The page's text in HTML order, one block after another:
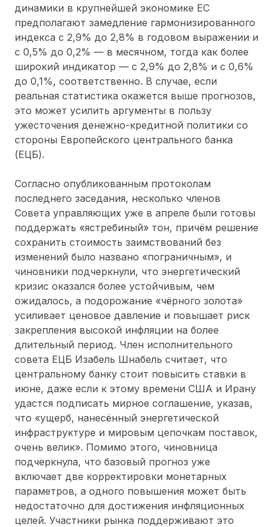
динамики в крупнейшей экономике ЕС
предполагают замедление гармонизированного
индекса с 2,9% до 2,8% в годовом выражении и
с 0,5% до 0,2% — в месячном, тогда как более
широкий индикатор — с 2,9% до 2,8% и с 0,6%
до 0,1%, соответственно. В случае, если
реальная статистика окажется выше прогнозов,
это может усилить аргументы в пользу
ужесточения денежно-кредитной политики со
стороны Европейского центрального банка
(ЕЦБ).
Согласно опубликованным протоколам
последнего заседания, несколько членов
Совета управляющих уже в апреле были готовы
поддержать «ястребиный» тон, причём решение
сохранить стоимость заимствований без
изменений было названо «пограничным», и
чиновники подчеркнули, что энергетический
кризис оказался более устойчивым, чем
ожидалось, а подорожание «чёрного золота»
усиливает ценовое давление и повышает риск
закрепления высокой инфляции на более
длительный период. Член исполнительного
совета ЕЦБ Изабель Шнабель считает, что
центральному банку стоит повысить ставки в
июне, даже если к этому времени США и Ирану
удастся подписать мирное соглашение, указав,
что «ущерб, нанесённый энергетической
инфраструктуре и мировым цепочкам поставок,
очень велик». Помимо этого, чиновница
подчеркнула, что базовый прогноз уже
включает две корректировки монетарных
параметров, а одного повышения может быть
недостаточно для достижения инфляционных
целей. Участники рынка поддерживают это